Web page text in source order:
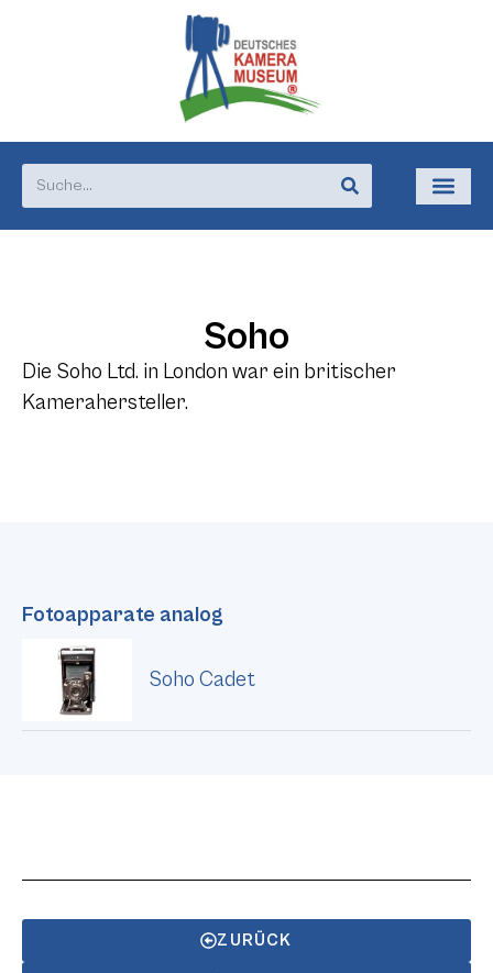
Soho
Die Soho Ltd. in London war ein britischer
Kamerahersteller.
Fotoapparate analog
Soho Cadet
ZURÜCK